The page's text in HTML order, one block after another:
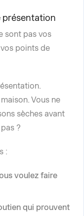
présentation
sont pas vos
points de
Vous ne
sèches avant
?
:
voulez faire
qui prouvent